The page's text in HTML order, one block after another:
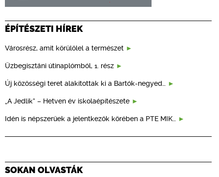
ÉPÍTÉSZETI HÍREK
Városrész, amit körülölel a természet
Üzbegisztáni útinaplómból, 1. rész
Új közösségi teret alakítottak ki a Bartók-negyed…
„A Jedlik” – Hetven év iskolaépítészete
Idén is népszerűek a jelentkezők körében a PTE MIK…
SOKAN OLVASTÁK